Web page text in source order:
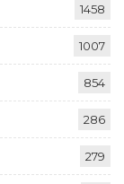
1458
1007
854
286
279